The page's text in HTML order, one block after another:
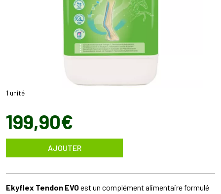
1 unité
199,90€
AJOUTER
Ekyflex Tendon EVOest un complément alimentaire formulé